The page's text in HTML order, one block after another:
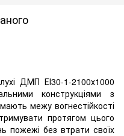
ДМП ЕІ30-1-2100х1000
конструкціями з
межу вогнестійкості
протягом цього
пожежі без втрати своїх